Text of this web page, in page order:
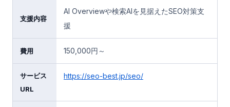
支援内容
AI Overviewや検索AIを見据えたSEO対策支
援
費用 150,000円～
サービス
URL
https://seo-best.jp/seo/